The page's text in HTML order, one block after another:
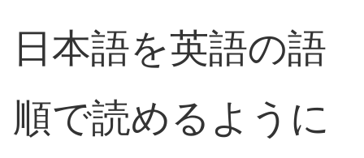
日本語を英語の語
順で読めるように